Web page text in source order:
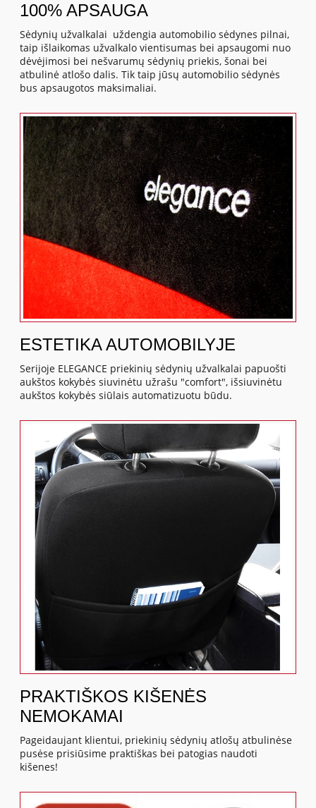
100% APSAUGA
Sėdynių užvalkalai uždengia automobilio sėdynes pilnai,
taip išlaikomas užvalkalo vientisumas bei apsaugomi nuo
dėvėjimosi bei nešvarumų sėdynių priekis, šonai bei
atbulinė atlošo dalis. Tik taip jūsų automobilio sėdynės
bus apsaugotos maksimaliai.
ESTETIKA AUTOMOBILYJE
Serijoje ELEGANCE priekinių sėdynių užvalkalai papuošti
aukštos kokybės siuvinėtu užrašu "comfort", išsiuvinėtu
aukštos kokybės siūlais automatizuotu būdu.
PRAKTIŠKOS KIŠENĖS
NEMOKAMAI
Pageidaujant klientui, priekinių sėdynių atlošų atbulinėse
pusėse prisiūsime praktiškas bei patogias naudoti
kišenes!